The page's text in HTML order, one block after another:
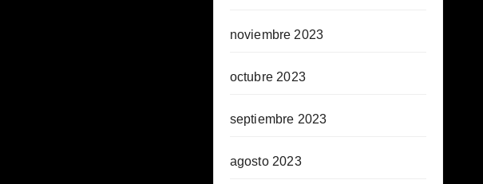
noviembre 2023
octubre 2023
septiembre 2023
agosto 2023